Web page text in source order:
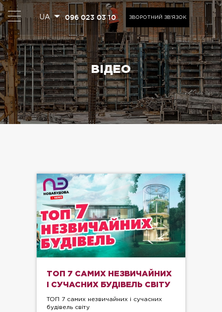
UA 096 023 03 10 ЗВОРОТНИЙ ЗВ'ЯЗОК
ВІДЕО
ТОП 7 САМИХ НЕЗВИЧАЙНИХ
І СУЧАСНИХ БУДІВЕЛЬ СВІТУ
ТОП 7 самих незвичайних і сучасних
будівель світу